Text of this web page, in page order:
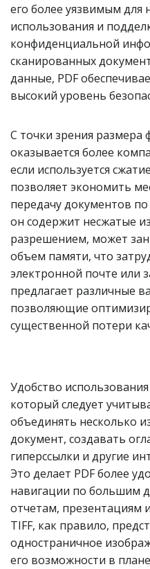
его более уязвимым для
использования и
конфиденциальной
сканированных
данные, PDF
высокий уровень
С точки зрения размера
оказывается более
если используется
позволяет экономить
передачу документов по
он содержит несжатые
разрешением, может
объем памяти, что
электронной почте или
предлагает различные
позволяющие
существенной потери
Удобство
который следует
объединять несколько
документ, создавать
гиперссылки и другие
Это делает PDF более
навигации по большим
отчетам, презентациям
TIFF, как правило,
одностраничное
его возможности в